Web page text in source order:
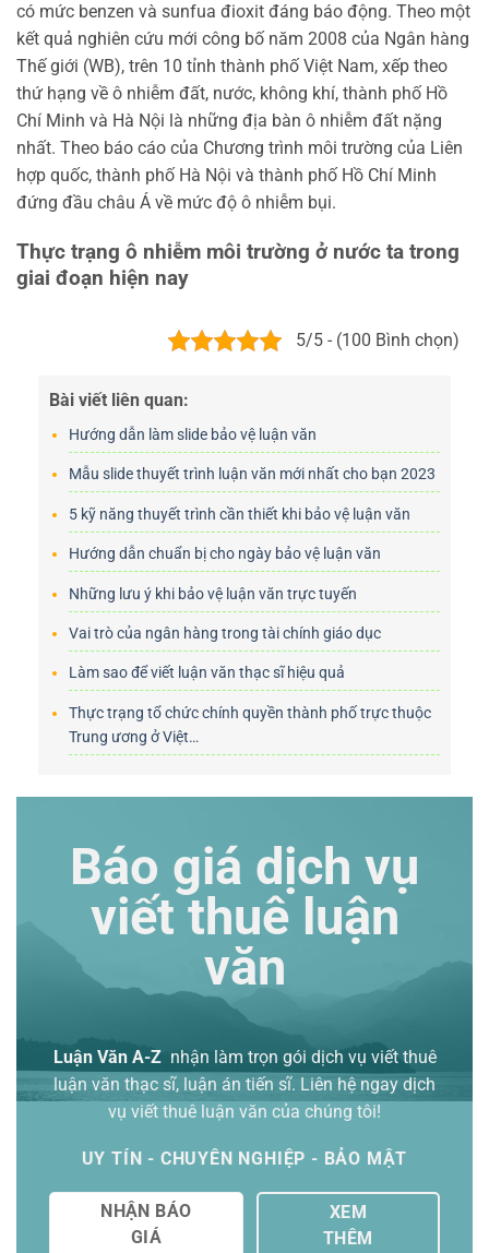
có mức benzen và sunfua đioxit đáng báo động. Theo một
kết quả nghiên cứu mới công bố năm 2008 của Ngân hàng
Thế giới (WB), trên 10 tỉnh thành phố Việt Nam, xếp theo
thứ hạng về ô nhiễm đất, nước, không khí, thành phố Hồ
Chí Minh và Hà Nội là những địa bàn ô nhiễm đất nặng
nhất. Theo báo cáo của Chương trình môi trường của Liên
hợp quốc, thành phố Hà Nội và thành phố Hồ Chí Minh
đứng đầu châu Á về mức độ ô nhiễm bụi.
Thực trạng ô nhiễm môi trường ở nước ta trong
giai đoạn hiện nay
5/5 - (100 Bình chọn)
Bài viết liên quan:
Hướng dẫn làm slide bảo vệ luận văn
Mẫu slide thuyết trình luận văn mới nhất cho bạn 2023
5 kỹ năng thuyết trình cần thiết khi bảo vệ luận văn
Hướng dẫn chuẩn bị cho ngày bảo vệ luận văn
Những lưu ý khi bảo vệ luận văn trực tuyến
Vai trò của ngân hàng trong tài chính giáo dục
Làm sao để viết luận văn thạc sĩ hiệu quả
Thực trạng tổ chức chính quyền thành phố trực thuộc
Trung ương ở Việt…
Báo giá dịch vụ
viết thuê luận
văn
Luận Văn A-Z nhận làm trọn gói dịch vụ viết thuê
luận văn thạc sĩ, luận án tiến sĩ. Liên hệ ngay dịch
vụ viết thuê luận văn của chúng tôi!
UY TÍN - CHUYÊN NGHIỆP - BẢO MẬT
NHẬN BÁO
GIÁ
XEM
THÊM